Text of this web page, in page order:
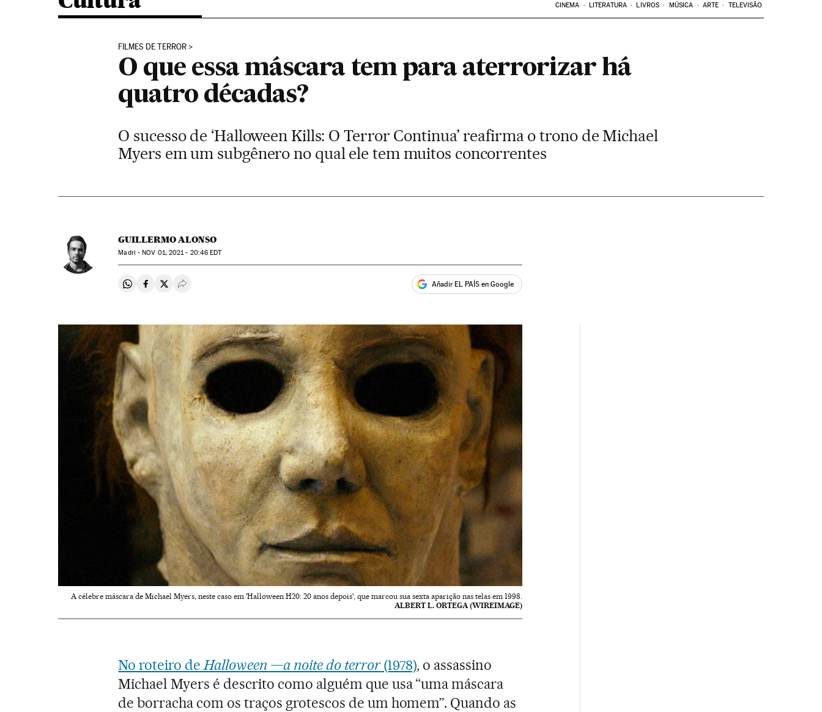
CINEMA LITERATURA LIVROS MÚSICA ARTE TELEVISÃO
FILMES DE TERROR
O que essa máscara tem para aterrorizar há
quatro décadas?
O sucesso de ‘Halloween Kills: O Terror Continua’ reafirma o trono de Michael
Myers em um subgênero no qual ele tem muitos concorrentes
GUILLERMO ALONSO
Madri -NOV 01, 2021 - 20:46 EDT
Compartir en Whatsapp
Compartir en Facebook
Compartir en Twitter
Desplegar Redes Sociales Añadir EL PAÍS en Google
A célebre máscara de Michael Myers, neste caso em 'Halloween H20: 20 anos depois', que marcou sua sexta aparição nas telas em 1998.
ALBERT L. ORTEGA (WIREIMAGE)
No roteiro deHalloween —a noite do terror(1978), o assassino
Michael Myers é descrito como alguém que usa “uma máscara
de borracha com os traços grotescos de um homem”. Quando as